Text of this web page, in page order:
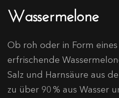
Wassermelone
Ob roh oder in Form
erfrischende
Salz und Harnsäure aus
zu über 90 % aus Wasser